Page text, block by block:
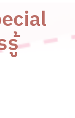
รู้